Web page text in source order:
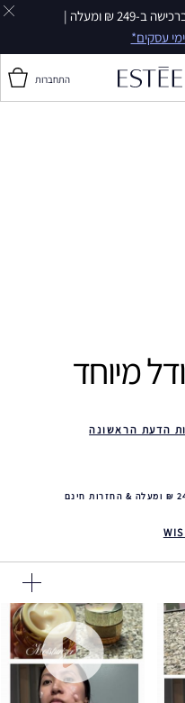
עלות משלוח 30 ₪ משלוח חינם ברכישה ב-249 ₪ ומעלה |
התחברות
הדעת הראשונה